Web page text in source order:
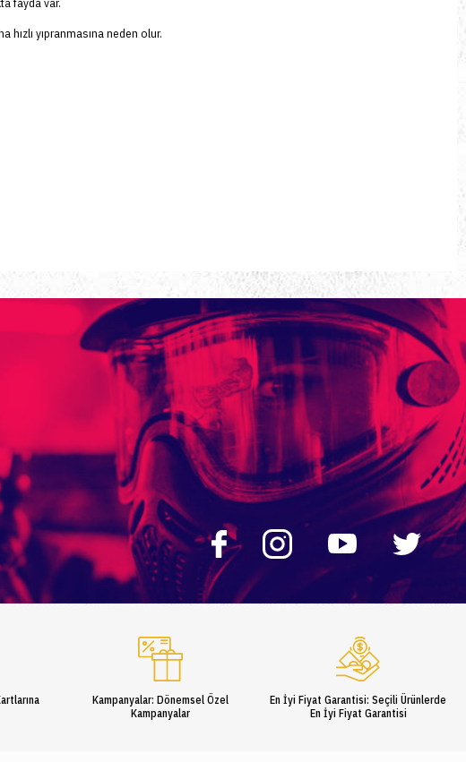
hızlı yıpranmasına neden olur.
Kampanyalar: Dönemsel Özel
Kampanyalar
En İyi Fiyat Garantisi: Seçili Ürünlerde
En İyi Fiyat Garantisi